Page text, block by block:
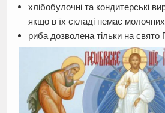
хлібобулочні та кондитерські
якщо в їх складі немає
риба дозволена тільки на